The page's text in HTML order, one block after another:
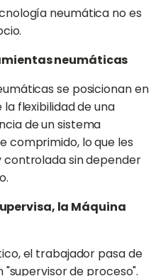
neumática no es
neumáticas
se posicionan en
flexibilidad de una
de un sistema
comprimido, lo que les
sin depender
la Máquina
el trabajador pasa de
"supervisor de proceso".